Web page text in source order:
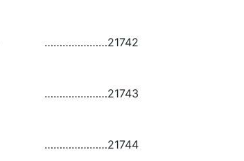
…………………21742
…………………21743
…………………21744